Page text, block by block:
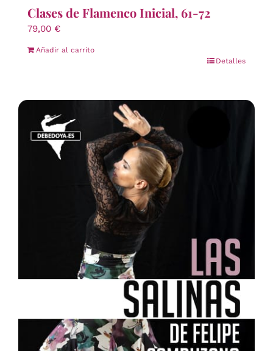
Clases de Flamenco Inicial, 61-72
79,00 €
Añadir al carrito
Detalles